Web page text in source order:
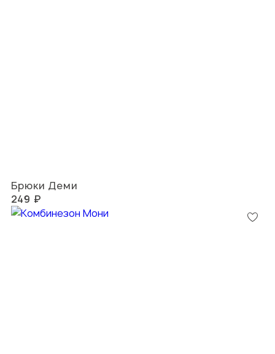
Брюки Деми
249 ₽